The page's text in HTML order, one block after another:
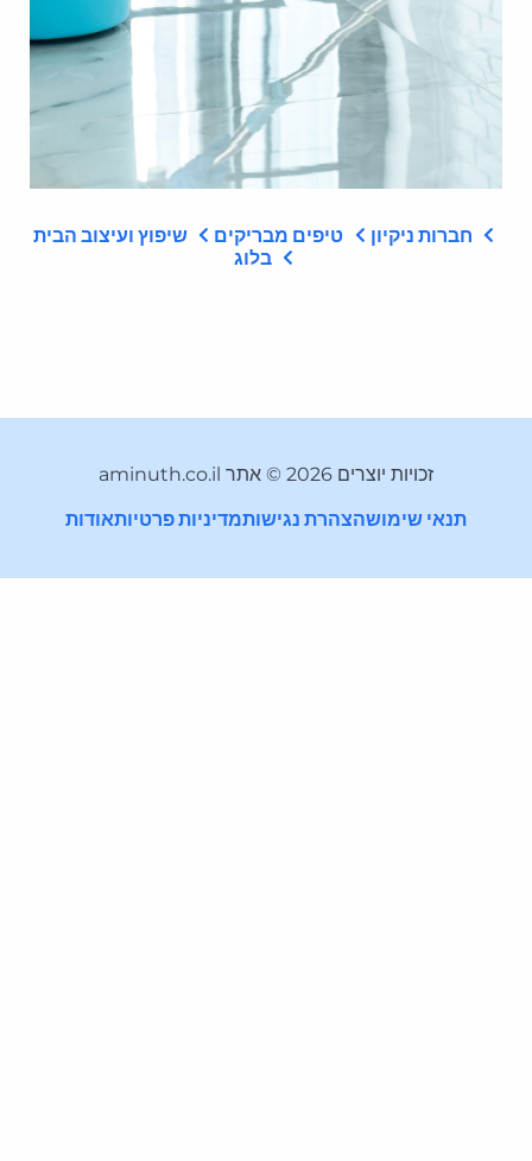
חברות ניקיון טיפים מבריקים
שיפוץ ועיצוב הבית
בלוג
זכויות יוצרים 2026 © אתר aminuth.co.il
תנאי שימושהצהרת נגישותמדיניות פרטיותאודות